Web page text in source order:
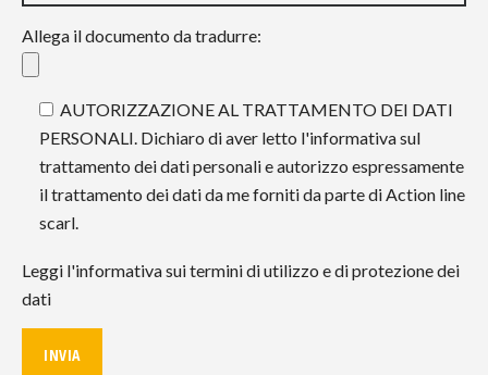
Allega il documento da tradurre:
AUTORIZZAZIONE AL TRATTAMENTO DEI DATI
PERSONALI. Dichiaro di aver letto l'informativa sul
trattamento dei dati personali e autorizzo espressamente
il trattamento dei dati da me forniti da parte di Action line
scarl.
Leggi l'informativa sui termini di utilizzo e di protezione dei
dati